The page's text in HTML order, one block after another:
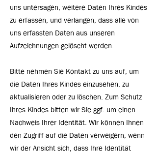
uns untersagen, weitere Daten Ihres Kindes
zu erfassen, und verlangen, dass alle von
uns erfassten Daten aus unseren
Aufzeichnungen gelöscht werden.
Bitte nehmen Sie Kontakt zu uns auf, um
die Daten Ihres Kindes einzusehen, zu
aktualisieren oder zu löschen. Zum Schutz
Ihres Kindes bitten wir Sie ggf. um einen
Nachweis Ihrer Identität. Wir können Ihnen
den Zugriff auf die Daten verweigern, wenn
wir der Ansicht sich, dass Ihre Identität